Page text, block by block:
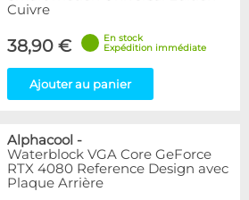
Cuivre
38,90 €
En stock
Expédition immédiate
Ajouter au panier
Alphacool -
Waterblock VGA Core GeForce
RTX 4080 Reference Design avec
Plaque Arrière